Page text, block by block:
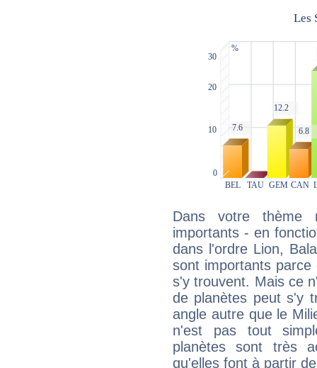
Dans votre thème
importants - en
dans l'ordre Lion,
sont importants parce
s'y trouvent. Mais ce
de planètes peut s'y
angle autre que le
n'est pas tout
planètes sont très
qu'elles font à partir